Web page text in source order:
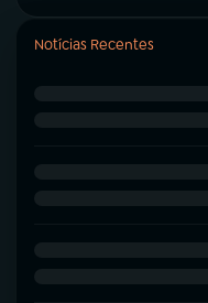
Notícias Recentes